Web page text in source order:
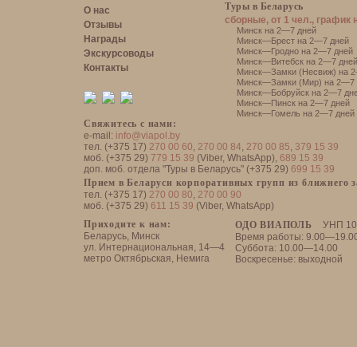
О нас
Отзывы
Награды
Экскурсоводы
Контакты
Свяжитесь с нами:
e-mail: info@viapol.by
тел. (+375 17) 270 00 60, 270 00 84, 270 00 85, 379 15 39
моб. (+375 29) 779 15 39 (Viber, WhatsApp), 689 15 39
доп. моб. отдела "Туры в Беларусь" (+375 29) 699 15 39
Прием в Беларуси корпоративных групп из ближнего
тел. (+375 17) 270 00 80, 270 00 90
моб. (+375 29) 611 15 39 (Viber, WhatsApp)
ОДО ВИАПОЛЬ
УНП
Время работы:
Суббота: 10.00—14.00
Воскресенье: выходной
Приходите к нам:
Беларусь, Минск
ул. Интернациональная, 14—4
метро Октябрьская, Немига
Туры в Беларусь
сборные, от 1 чел., график
Минск на 2—7 дней
Минск—Брест на 2—7 дней
Минск—Гродно на 2—7 дней
Минск—Витебск на 2—7 дней
Минск—Замки (Несвиж) на
Минск—Замки (Мир) на 2—7
Минск—Бобруйск на 2—7
Минск—Пинск на 2—7 дней
Минск—Гомель на 2—7 дней